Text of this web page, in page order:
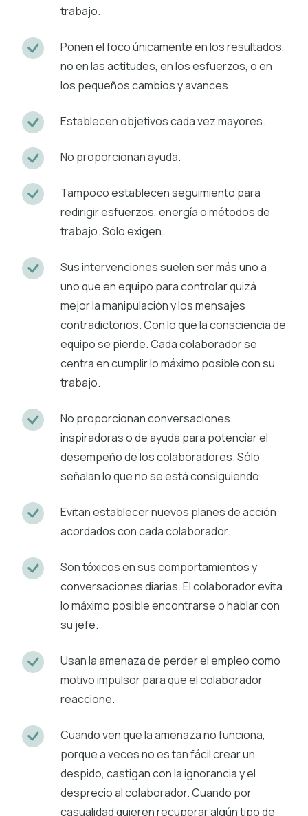
trabajo.
Ponen el foco únicamente en los resultados,
no en las actitudes, en los esfuerzos, o en
los pequeños cambios y avances.
Establecen objetivos cada vez mayores.
No proporcionan ayuda.
Tampoco establecen seguimiento para
redirigir esfuerzos, energía o métodos de
trabajo. Sólo exigen.
Sus intervenciones suelen ser más uno a
uno que en equipo para controlar quizá
mejor la manipulación y los mensajes
contradictorios. Con lo que la consciencia de
equipo se pierde. Cada colaborador se
centra en cumplir lo máximo posible con su
trabajo.
No proporcionan conversaciones
inspiradoras o de ayuda para potenciar el
desempeño de los colaboradores. Sólo
señalan lo que no se está consiguiendo.
Evitan establecer nuevos planes de acción
acordados con cada colaborador.
Son tóxicos en sus comportamientos y
conversaciones diarias. El colaborador evita
lo máximo posible encontrarse o hablar con
su jefe.
Usan la amenaza de perder el empleo como
motivo impulsor para que el colaborador
reaccione.
Cuando ven que la amenaza no funciona,
porque a veces no es tan fácil crear un
despido, castigan con la ignorancia y el
desprecio al colaborador. Cuando por
casualidad quieren recuperar algún tipo de